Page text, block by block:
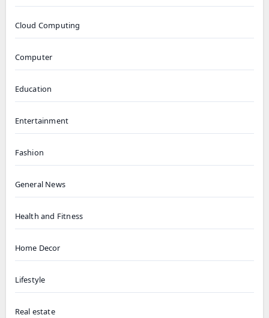
Cloud Computing
Computer
Education
Entertainment
Fashion
General News
Health and Fitness
Home Decor
Lifestyle
Real estate